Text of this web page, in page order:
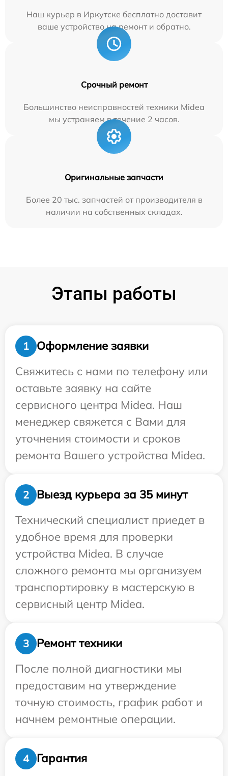
Наш курьер в Иркутске бесплатно доставит
ваше устройство на ремонт и обратно.
Срочный ремонт
Большинство неисправностей техники Midea
мы устраняем в течение 2 часов.
Оригинальные запчасти
Более 20 тыс. запчастей от производителя в
наличии на собственных складах.
Этапы работы
1
Оформление заявки
Свяжитесь с нами по телефону или
оставьте заявку на сайте
сервисного центра Midea. Наш
менеджер свяжется с Вами для
уточнения стоимости и сроков
ремонта Вашего устройства Midea.
2
Выезд курьера за 35 минут
Технический специалист приедет в
удобное время для проверки
устройства Midea. В случае
сложного ремонта мы организуем
транспортировку в мастерскую в
сервисный центр Midea.
3
Ремонт техники
После полной диагностики мы
предоставим на утверждение
точную стоимость, график работ и
начнем ремонтные операции.
4 Гарантия